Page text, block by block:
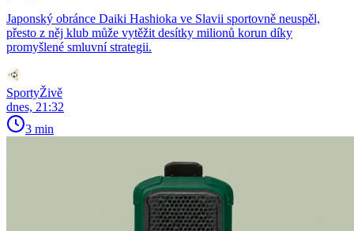
Japonský obránce Daiki Hashioka ve Slavii sportovně neuspěl,
přesto z něj klub může vytěžit desítky milionů korun díky
promyšlené smluvní strategii.
SportyŽivě
dnes, 21:32
3 min